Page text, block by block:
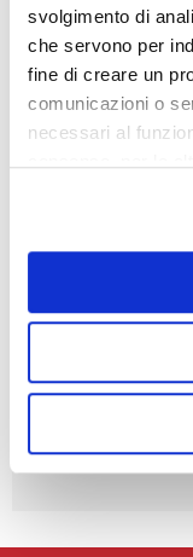
svolgimento di
che servono per
fine di creare un
comunicazioni o
necessari al
Qualora non
il banner cliccando
essere utilizzati
funzionamento del
22GIU
ACCREDITAMENTO
CARDIOVASCOLARE
PRENDERSI CURA
AVVISO: CHIUSURA
APERTE LE
DELLA MONZINO
🌍 RIPARTE LA
COOPERAZIONE
PROF. GIANFRANCO
NEWSLETTER
Iscriviti e